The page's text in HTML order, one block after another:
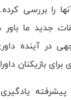
را بررسی
جدید ما باور
در آینده
برای بازیکنان
پیشرفته